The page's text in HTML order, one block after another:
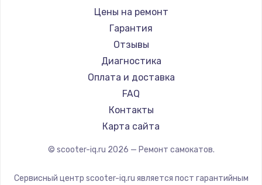
Shorner
Joyor
Minimotors
Bork
Segway
KIRIN
Цены на ремонт
Гарантия
Отзывы
Диагностика
Оплата и доставка
FAQ
Контакты
Карта сайта
© scooter-iq.ru 2026 — Ремонт самокатов.
Сервисный центр scooter-iq.ru является пост гарантийным